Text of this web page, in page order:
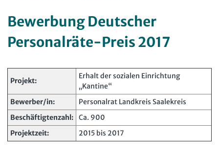
Beschäftigtendatenschutz
Deutscher Betriebsrätepreis
TVöD | TV-L
Arbeitsschutz
JAV
Arbeit in der JAV
SBV
Arbeit in der SBV
MAV
Bewerbung Deutscher
Personalräte-Preis 2017
Projekt:
Erhalt der sozialen Einrichtung
„Kantine“
Bewerber/in:
Personalrat Landkreis Saalekreis
Beschäftigtenzahl:
Ca. 900
Projektzeit:
2015 bis 2017